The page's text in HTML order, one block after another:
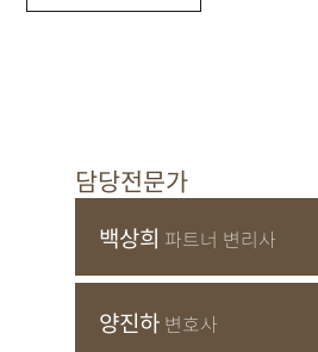
담당전문가
백상희 파트너 변리사
양진하 변호사